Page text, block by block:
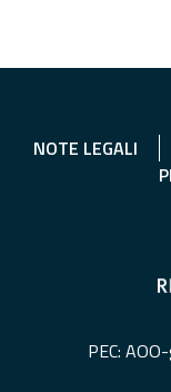
NOTE LEGALI
PEC: